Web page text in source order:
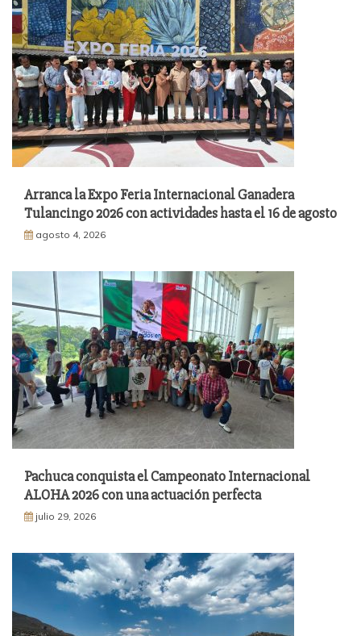
Arranca la Expo Feria Internacional Ganadera
Tulancingo 2026 con actividades hasta el 16 de agosto
agosto 4, 2026
Pachuca conquista el Campeonato Internacional
ALOHA 2026 con una actuación perfecta
julio 29, 2026